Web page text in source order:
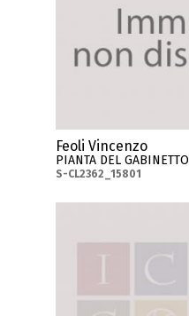
Feoli Vincenzo
PIANTA DEL GABINETTO
S-CL2362_15801